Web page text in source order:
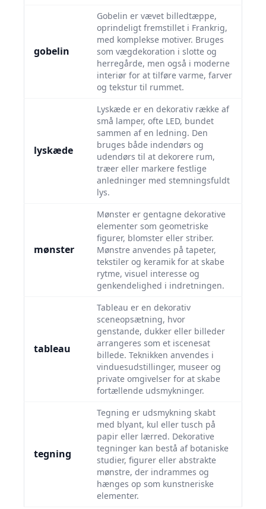
gobelin
Gobelin er vævet billedtæppe,
oprindeligt fremstillet i Frankrig,
med komplekse motiver. Bruges
som vægdekoration i slotte og
herregårde, men også i moderne
interiør for at tilføre varme, farver
og tekstur til rummet.
lyskæde
Lyskæde er en dekorativ række af
små lamper, ofte LED, bundet
sammen af en ledning. Den
bruges både indendørs og
udendørs til at dekorere rum,
træer eller markere festlige
anledninger med stemningsfuldt
lys.
mønster
Mønster er gentagne dekorative
elementer som geometriske
figurer, blomster eller striber.
Mønstre anvendes på tapeter,
tekstiler og keramik for at skabe
rytme, visuel interesse og
genkendelighed i indretningen.
tableau
Tableau er en dekorativ
sceneopsætning, hvor
genstande, dukker eller billeder
arrangeres som et iscenesat
billede. Teknikken anvendes i
vinduesudstillinger, museer og
private omgivelser for at skabe
fortællende udsmykninger.
tegning
Tegning er udsmykning skabt
med blyant, kul eller tusch på
papir eller lærred. Dekorative
tegninger kan bestå af botaniske
studier, figurer eller abstrakte
mønstre, der indrammes og
hænges op som kunstneriske
elementer.